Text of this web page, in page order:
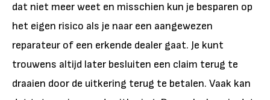
dat niet meer weet en misschien kun je besparen op
het eigen risico als je naar een aangewezen
reparateur of een erkende dealer gaat. Je kunt
trouwens altijd later besluiten een claim terug te
draaien door de uitkering terug te betalen. Vaak kan